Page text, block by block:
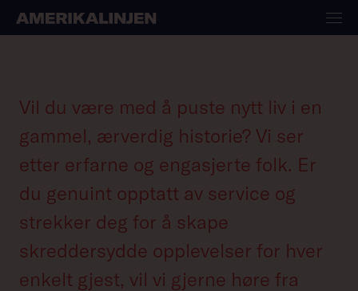
Vil du være med å puste nytt liv i en
gammel, ærverdig historie? Vi ser
etter erfarne og engasjerte folk. Er
du genuint opptatt av service og
strekker deg for å skape
skreddersydde opplevelser for hver
enkelt gjest, vil vi gjerne høre fra